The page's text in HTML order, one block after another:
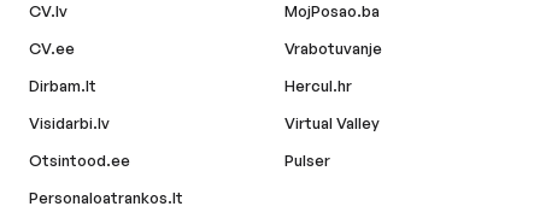
CV.lv
CV.ee
Dirbam.lt
Visidarbi.lv
Otsintood.ee
Personaloatrankos.lt
MojPosao.ba
Vrabotuvanje
Hercul.hr
Virtual Valley
Pulser